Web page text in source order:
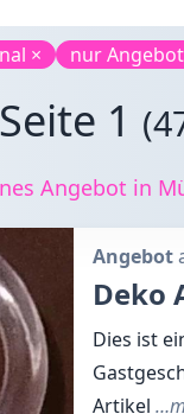
× nur
1
Angebot in
Angebot
Deko
Dies ist
Artikel